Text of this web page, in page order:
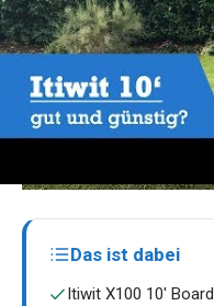
Das ist dabei
Itiwit X100 10' Board